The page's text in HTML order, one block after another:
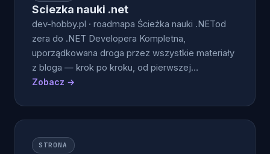
Sciezka nauki .net
dev-hobby.pl · roadmapa Ścieżka nauki .NETod
zera do .NET Developera Kompletna,
uporządkowana droga przez wszystkie materiały
z bloga — krok po kroku, od pierwszej…
Zobacz →
STRONA